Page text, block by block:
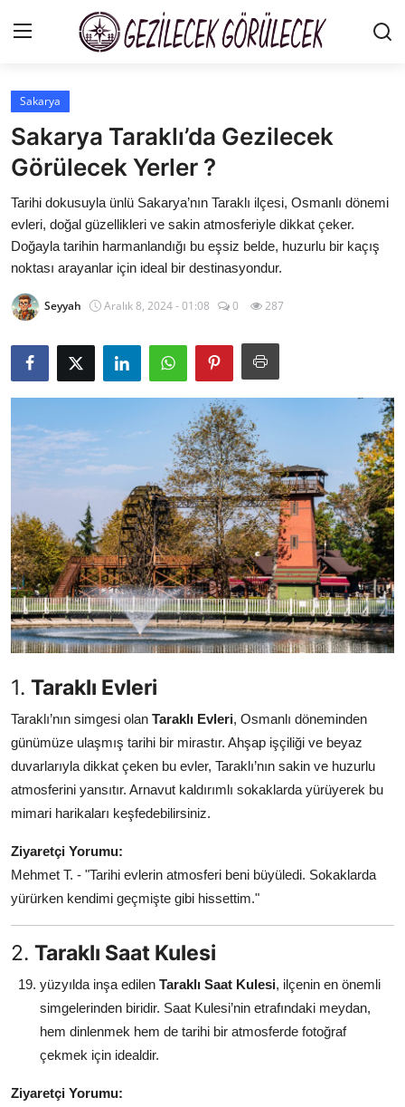
Şehirler
Gizlilik Sözleşmesi
Gezi Rehberleri
İletişim
Gezilecek Yerler
Tarih & Mitoloji
Yeme İçme Rehberi
Kamp & Doğa
Seyahat İpuçları & Vize
Konaklama & Otel
Aile & Çocukla Tatil
Yaz Tatili & Plajlar
Hafta Sonu & Günübirlik
Sakarya
Sakarya Taraklı’da Gezilecek
Görülecek Yerler ?
Tarihi dokusuyla ünlü Sakarya’nın Taraklı ilçesi, Osmanlı dönemi
evleri, doğal güzellikleri ve sakin atmosferiyle dikkat çeker.
Doğayla tarihin harmanlandığı bu eşsiz belde, huzurlu bir kaçış
noktası arayanlar için ideal bir destinasyondur.
Seyyah Aralık 8, 2024 - 01:08 0 287
1. Taraklı Evleri
Taraklı’nın simgesi olan Taraklı Evleri, Osmanlı döneminden
günümüze ulaşmış tarihi bir mirastır. Ahşap işçiliği ve beyaz
duvarlarıyla dikkat çeken bu evler, Taraklı’nın sakin ve huzurlu
atmosferini yansıtır. Arnavut kaldırımlı sokaklarda yürüyerek bu
mimari harikaları keşfedebilirsiniz.
Ziyaretçi Yorumu:
Mehmet T. - "Tarihi evlerin atmosferi beni büyüledi. Sokaklarda
yürürken kendimi geçmişte gibi hissettim."
2. Taraklı Saat Kulesi
yüzyılda inşa edilen Taraklı Saat Kulesi, ilçenin en önemli
simgelerinden biridir. Saat Kulesi’nin etrafındaki meydan,
hem dinlenmek hem de tarihi bir atmosferde fotoğraf
çekmek için idealdir.
Ziyaretçi Yorumu: